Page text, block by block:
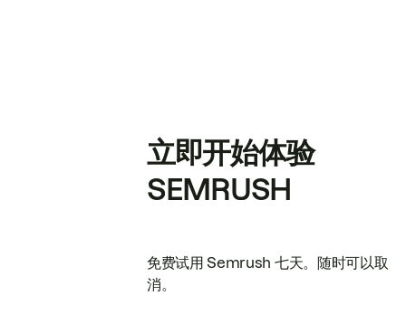
立即开始体验
SEMRUSH
免费试用 Semrush 七天。随时可以取
消。